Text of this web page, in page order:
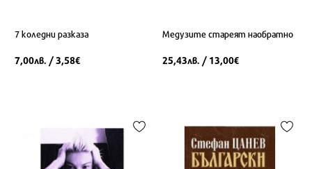
7 коледни разказа
7,00лв. / 3,58€
Медузите стареят наобратно
25,43лв. / 13,00€